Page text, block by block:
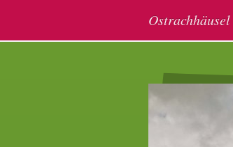
Ostrachhäusel